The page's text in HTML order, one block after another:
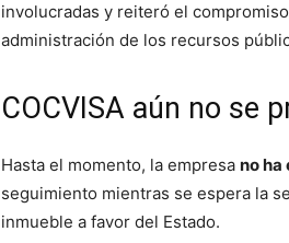
involucradas y reiteró el
administración de los recursos
COCVISA aún no se
Hasta el momento, la empresa no ha
seguimiento mientras se espera la
inmueble a favor del Estado.